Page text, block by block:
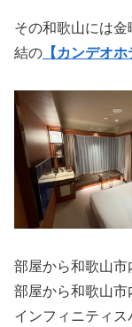
その和歌山には
結の 【カンデオ
部屋から和歌山
部屋から和歌山
インフィニティス